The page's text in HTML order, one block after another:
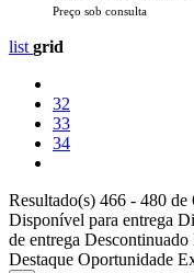
Preço sob consulta
list grid
32
33
34
Resultado(s) 466 - 480 de
Disponível para entrega
de entrega Descontinuado
Destaque Oportunidade